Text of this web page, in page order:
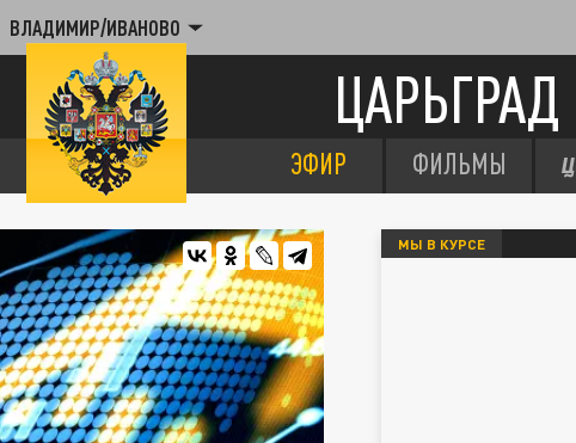
ВЛАДИМИР/ИВАНОВО
ЦАРЬГРАД
ЭФИР ФИЛЬМЫ
МЫ В КУРСЕ